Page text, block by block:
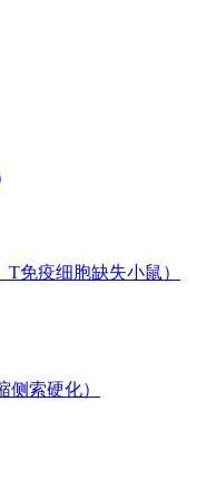
T免疫细胞缺失小鼠）
侧索硬化）